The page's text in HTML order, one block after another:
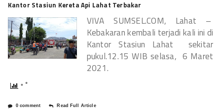
Kantor Stasiun Kereta Api Lahat Terbakar
VIVA SUMSEL.COM, Lahat –
Kebakaran kembali terjadi kali ini di
Kantor Stasiun Lahat sekitar
pukul.12.15 WIB selasa, 6 Maret
2021.
0 comment Read Full Article